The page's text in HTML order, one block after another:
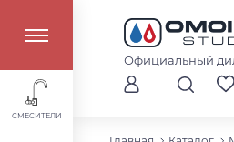
Официальный
СМЕСИТЕЛИ